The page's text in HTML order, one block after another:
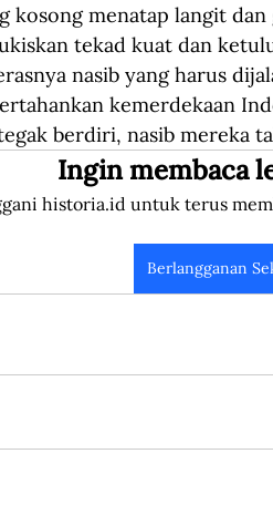
kosong menatap langit
tekad kuat dan
nasib yang harus
kemerdekaan
berdiri, nasib mereka
Ingin membaca
historia.id untuk terus
Berlangganan